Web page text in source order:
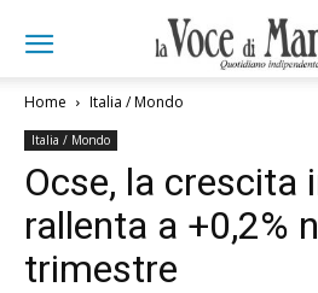
Home Italia / Mondo
Italia / Mondo
Ocse, la crescita
rallenta a +0,2%
trimestre